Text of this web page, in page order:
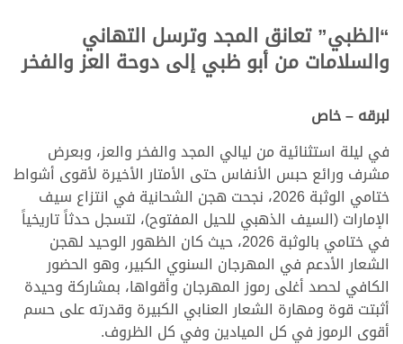
“الظبي” تعانق المجد وترسل التهاني
والسلامات من أبو ظبي إلى دوحة العز والفخر
لبرقه – خاص
في ليلة استثنائية من ليالي المجد والفخر والعز، وبعرض
مشرف ورائع حبس الأنفاس حتى الأمتار الأخيرة لأقوى أشواط
ختامي الوثبة 2026، نجحت هجن الشحانية في انتزاع سيف
الإمارات (السيف الذهبي للحيل المفتوح)، لتسجل حدثاً تاريخياً
في ختامي بالوثبة 2026، حيث كان الظهور الوحيد لهجن
الشعار الأدعم في المهرجان السنوي الكبير، وهو الحضور
الكافي لحصد أغلى رموز المهرجان وأقواها، بمشاركة وحيدة
أثبتت قوة ومهارة الشعار العنابي الكبيرة وقدرته على حسم
أقوى الرموز في كل الميادين وفي كل الظروف.